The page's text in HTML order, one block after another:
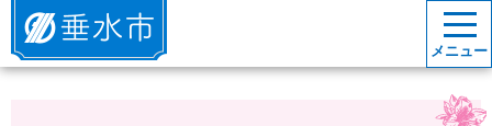
垂水市
メニュー